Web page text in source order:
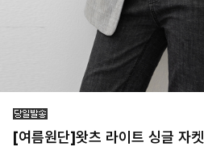
[여름원단]왓츠 라이트 싱글 자켓